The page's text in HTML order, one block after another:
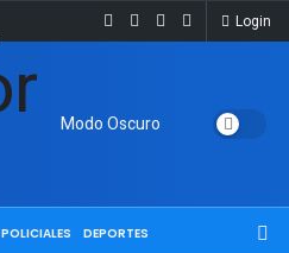
Login
Modo Oscuro
POLICIALES DEPORTES